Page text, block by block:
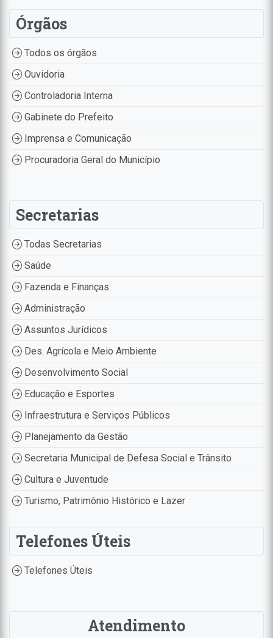
Órgãos
Todos os órgãos
Ouvidoria
Controladoria Interna
Gabinete do Prefeito
Imprensa e Comunicação
Procuradoria Geral do Município
Secretarias
Todas Secretarias
Saúde
Fazenda e Finanças
Administração
Assuntos Jurídicos
Des. Agrícola e Meio Ambiente
Desenvolvimento Social
Educação e Esportes
Infraestrutura e Serviços Públicos
Planejamento da Gestão
Secretaria Municipal de Defesa Social e Trânsito
Cultura e Juventude
Turismo, Patrimônio Histórico e Lazer
Telefones Úteis
Telefones Úteis
Atendimento